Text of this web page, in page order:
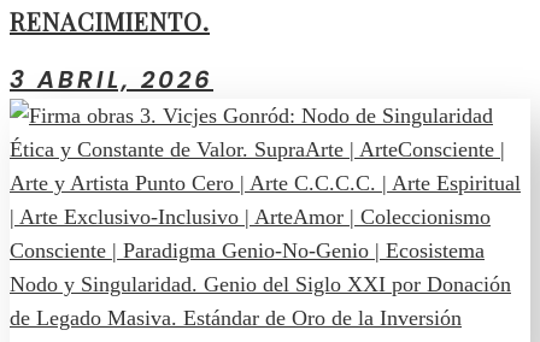
RENACIMIENTO.
3 ABRIL, 2026